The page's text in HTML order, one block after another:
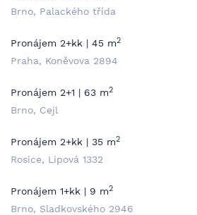
Brno, Palackého třída
Pronájem 2+kk | 45 m2
Praha, Koněvova 2894
Pronájem 2+1 | 63 m2
Brno, Cejl
Pronájem 2+kk | 35 m2
Rosice, Lipová 1332
Pronájem 1+kk | 9 m2
Brno, Sladkovského 2946